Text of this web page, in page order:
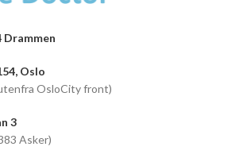
Drammen
Oslo
OsloCity front)
3
Asker)